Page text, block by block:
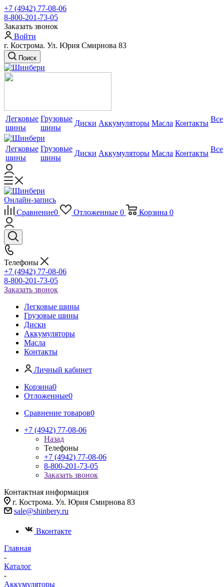
+7 (4942) 77-08-06
8-800-201-73-05
Заказать звонок
Войти
г. Кострома. Ул. Юрия Смирнова 83
Поиск
Легковые
шины
Грузовые
шины
Диски Аккумуляторы Масла Контакты Все
Легковые
шины
Грузовые
шины
Диски Аккумуляторы Масла Контакты Все
Онлайн-запись
Сравнение0 Отложенные 0 Корзина 0
Телефоны
+7 (4942) 77-08-06
8-800-201-73-05
Заказать звонок
Легковые шины
Грузовые шины
Диски
Аккумуляторы
Масла
Контакты
Личный кабинет
Корзина0
Отложенные0
Сравнение товаров0
+7 (4942) 77-08-06
Назад
Телефоны
+7 (4942) 77-08-06
8-800-201-73-05
Заказать звонок
Контактная информация
г. Кострома. Ул. Юрия Смирнова 83
sale@shinbery.ru
Вконтакте
Главная
-
Каталог
-
Аккумуляторы